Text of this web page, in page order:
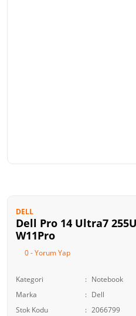
DELL
Dell Pro 14 Ultra7
W11Pro
0 - Yorum Yap
Kategori
Notebook
Marka
Dell
Stok Kodu
2066799